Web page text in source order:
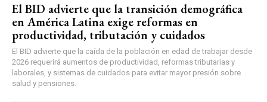
El BID advierte que la transición demográfica
en América Latina exige reformas en
productividad, tributación y cuidados
El BID advierte que la caída de la población en edad de trabajar desde
2026 requerirá aumentos de productividad, reformas tributarias y
laborales, y sistemas de cuidados para evitar mayor presión sobre
salud y pensiones.